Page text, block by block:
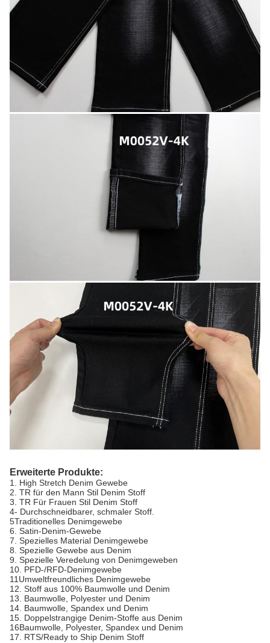
Erweiterte Produkte:
1. High Stretch Denim Gewebe
2. TR für den Mann Stil Denim Stoff
3. TR Für Frauen Stil Denim Stoff
4- Durchschneidbarer, schmaler Stoff.
5Traditionelles Denimgewebe
6. Satin-Denim-Gewebe
7. Spezielles Material Denimgewebe
8. Spezielle Gewebe aus Denim
9. Spezielle Veredelung von Denimgeweben
10. PFD-/RFD-Denimgewebe
11Umweltfreundliches Denimgewebe
12. Stoff aus 100% Baumwolle und Denim
13. Baumwolle, Polyester und Denim
14. Baumwolle, Spandex und Denim
15. Doppelstrangige Denim-Stoffe aus Denim
16Baumwolle, Polyester, Spandex und Denim
17. RTS/Ready to Ship Denim Stoff